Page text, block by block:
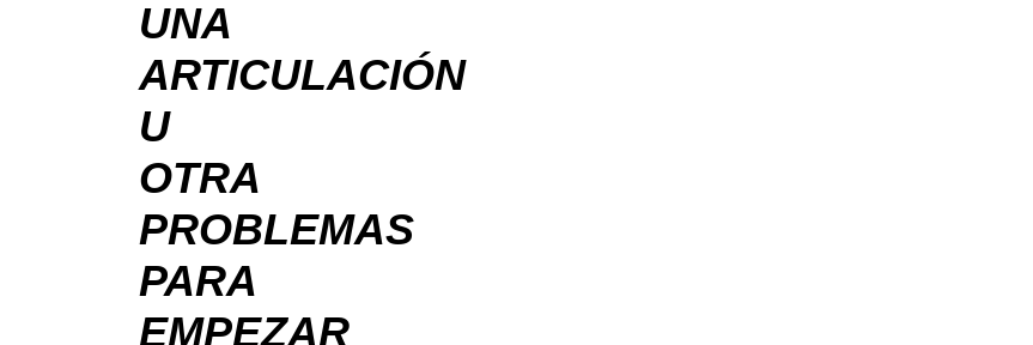
UNA
ARTICULACIÓN
U
OTRA
PROBLEMAS
PARA
EMPEZAR